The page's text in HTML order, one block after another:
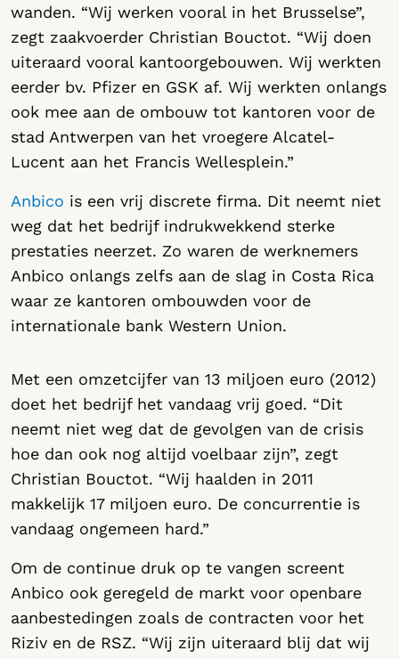
wanden. “Wij werken vooral in het Brusselse”,
zegt zaakvoerder Christian Bouctot. “Wij doen
uiteraard vooral kantoorgebouwen. Wij werkten
eerder bv. Pfizer en GSK af. Wij werkten onlangs
ook mee aan de ombouw tot kantoren voor de
stad Antwerpen van het vroegere Alcatel-
Lucent aan het Francis Wellesplein.”
Anbico is een vrij discrete firma. Dit neemt niet
weg dat het bedrijf indrukwekkend sterke
prestaties neerzet. Zo waren de werknemers
Anbico onlangs zelfs aan de slag in Costa Rica
waar ze kantoren ombouwden voor de
internationale bank Western Union.
Met een omzetcijfer van 13 miljoen euro (2012)
doet het bedrijf het vandaag vrij goed. “Dit
neemt niet weg dat de gevolgen van de crisis
hoe dan ook nog altijd voelbaar zijn”, zegt
Christian Bouctot. “Wij haalden in 2011
makkelijk 17 miljoen euro. De concurrentie is
vandaag ongemeen hard.”
Om de continue druk op te vangen screent
Anbico ook geregeld de markt voor openbare
aanbestedingen zoals de contracten voor het
Riziv en de RSZ. “Wij zijn uiteraard blij dat wij